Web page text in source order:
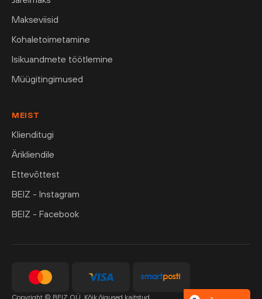
Makseviisid
Kohaletoimetamine
Isikuandmete töötlemine
Müügitingimused
MEIST
Klienditugi
Ärikliendile
Ettevõttest
BEIZ - Instagram
BEIZ - Facebook
Copyright © BEIZ OÜ. Kõik õigused kaitstud.